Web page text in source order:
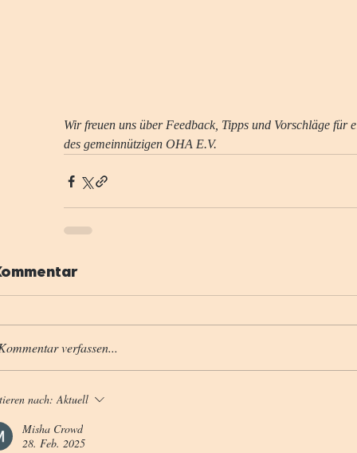
Wir freuen uns über Feedback, Tipps und Vorschläge
des gemeinnützigen OHA E.V.
verfassen...
nach: Aktuell
Misha Crowd
28. Feb. 2025